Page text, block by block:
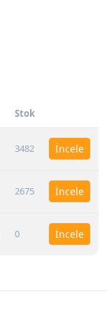
Stok
3482 İncele
2675 İncele
0 İncele